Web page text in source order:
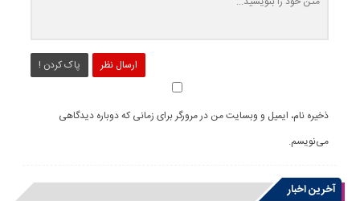
ارسال نظر پاک کردن !
ذخیره نام، ایمیل و وبسایت من در مرورگر برای زمانی که دوباره دیدگاهی
می‌نویسم.
آخرین اخبار